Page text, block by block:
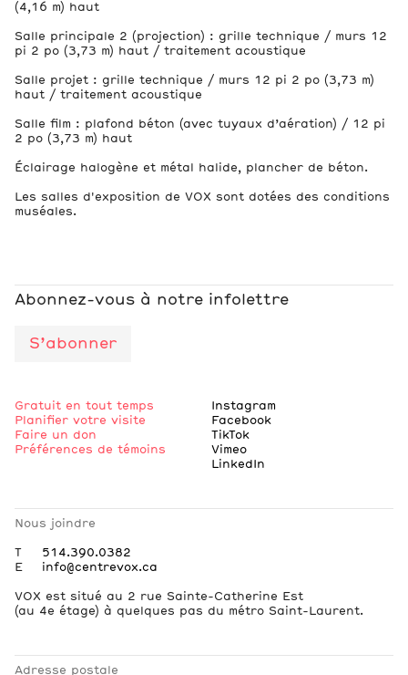
(4,16 m) haut
Salle principale 2 (projection) : grille technique / murs 12
pi 2 po (3,73 m) haut / traitement acoustique
Salle projet : grille technique / murs 12 pi 2 po (3,73 m)
haut / traitement acoustique
Salle film : plafond béton (avec tuyaux d’aération) / 12 pi
2 po (3,73 m) haut
Éclairage halogène et métal halide, plancher de béton.
Les salles d'exposition de VOX sont dotées des conditions
muséales.
Abonnez-vous à notre infolettre
S’abonner
Gratuit en tout temps
Planifier votre visite
Faire un don
Préférences de témoins
Instagram
Facebook
TikTok
Vimeo
LinkedIn
Nous joindre
T
514.390.0382
E
info@centrevox.ca
VOX est situé au 2 rue Sainte-Catherine Est
(au 4e étage) à quelques pas du métro Saint-Laurent.
Adresse postale